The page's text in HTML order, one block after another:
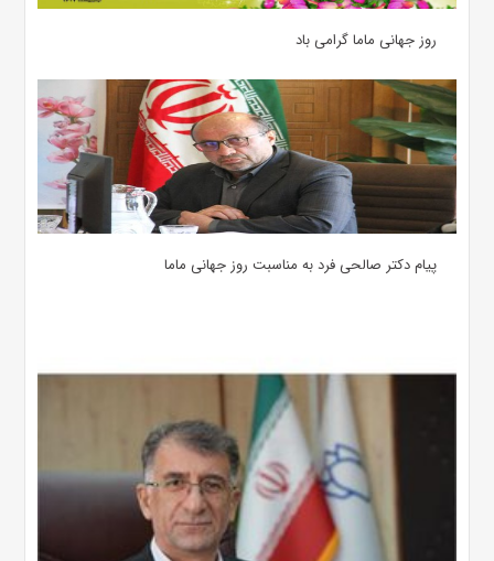
روز جهانی ماما گرامی باد
پیام دکتر صالحی فرد به مناسبت روز جهانی ماما